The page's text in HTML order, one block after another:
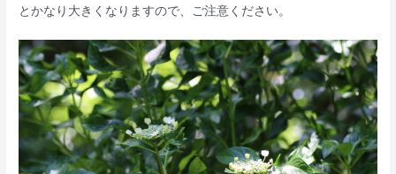
とかなり大きくなりますので、ご注意ください。